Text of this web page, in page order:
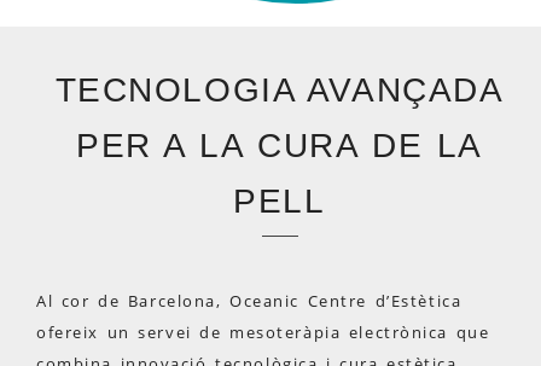
TECNOLOGIA AVANÇADA
PER A LA CURA DE LA
PELL
Al cor de Barcelona, Oceanic Centre d’Estètica
ofereix un servei de mesoteràpia electrònica que